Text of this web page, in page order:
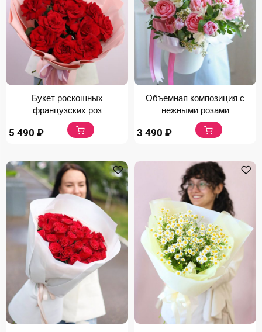
Букет роскошных
французских роз
5 490 ₽
Объемная композиция с
нежными розами
3 490 ₽